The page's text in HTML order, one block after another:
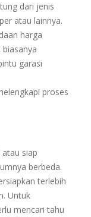
dari jenis
atau lainnya.
harga
garasi
proses
atau siap
berbeda.
terlebih
Untuk
mencari tahu